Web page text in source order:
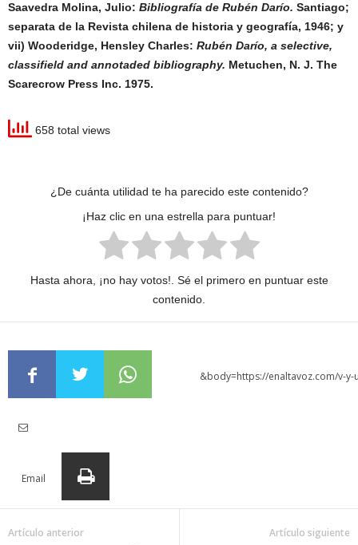
Saavedra Molina, Julio: Bibliografía de Rubén Darío. Santiago;
separata de la Revista chilena de historia y geografía, 1946; y
vii) Wooderidge, Hensley Charles: Rubén Darío, a selective,
classifield and annotaded bibliography. Metuchen, N. J. The
Scarecrow Press Inc. 1975.
658 total views
¿De cuánta utilidad te ha parecido este contenido?
¡Haz clic en una estrella para puntuar!
Hasta ahora, ¡no hay votos!. Sé el primero en puntuar este
contenido.
&body=https://enaltavoz.com/v-
Email
Artículo anterior Artículo siguiente